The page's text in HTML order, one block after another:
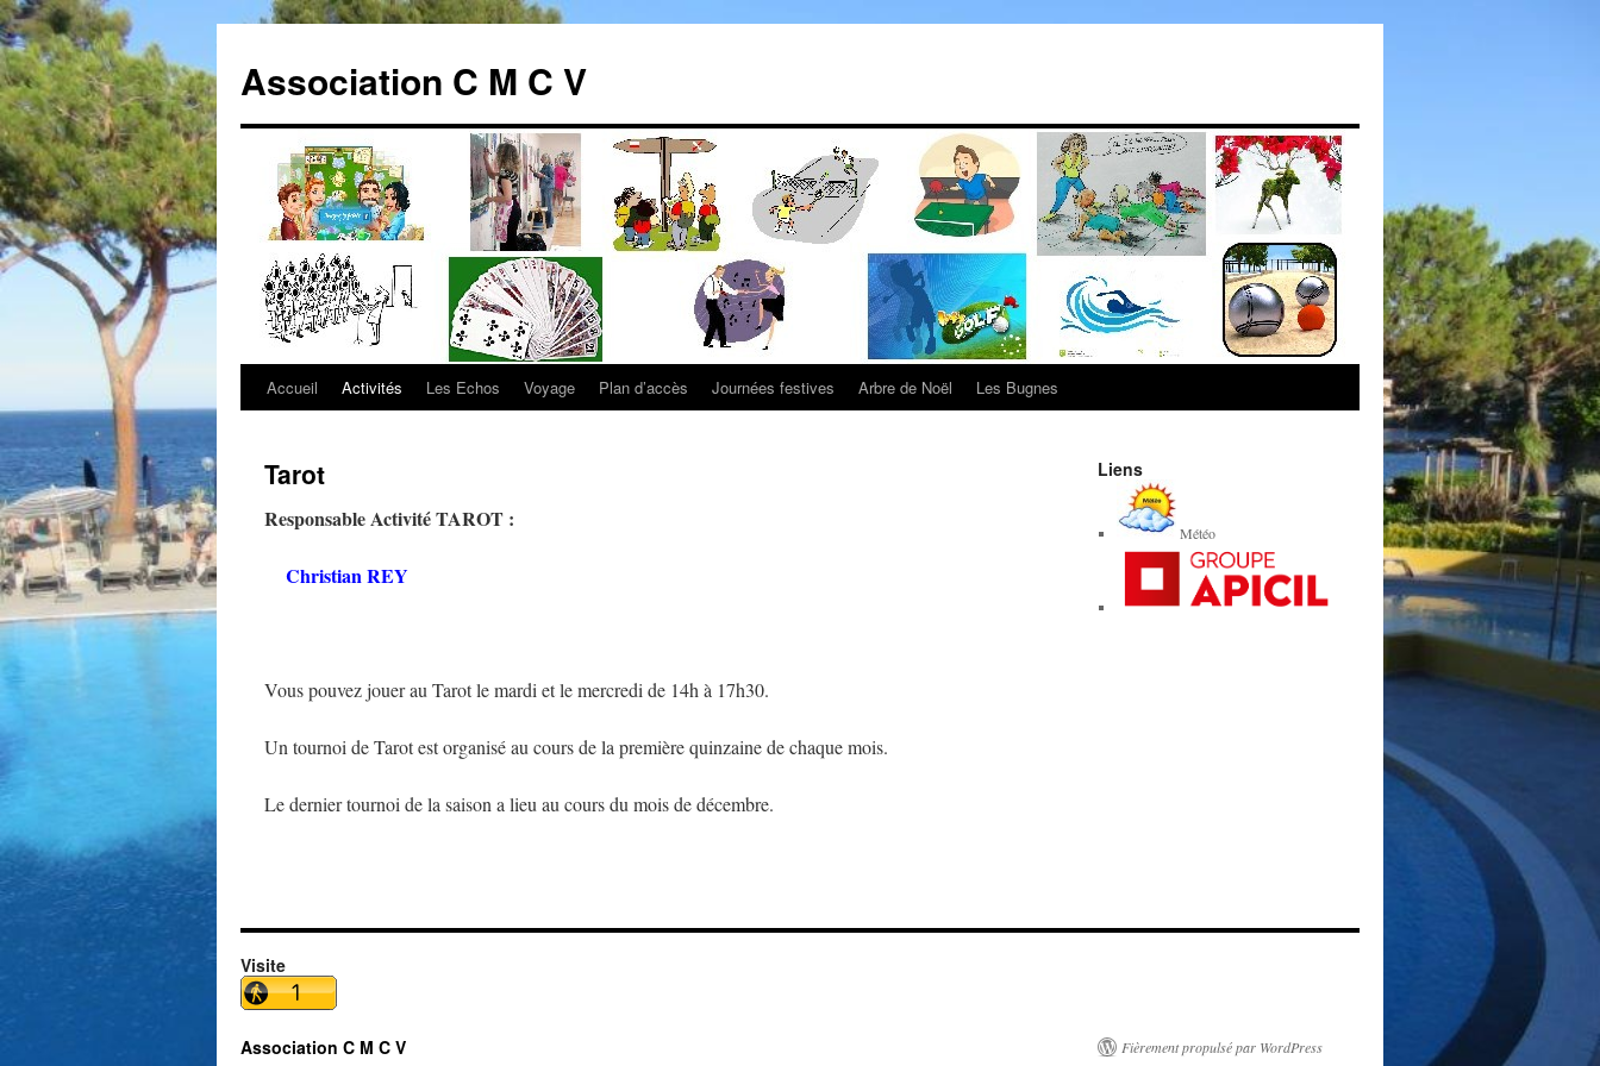
Association C M C V
Aller
contenu
Accueil Activités Les Echos Voyage Plan d’accès Journées festives Arbre de Noël Les Bugnes
Tarot
Responsable Activité TAROT :
Christian REY
Vous pouvez jouer au Tarot le mardi et le mercredi de 14h à 17h30.
Un tournoi de Tarot est organisé au cours de la première quinzaine de chaque mois.
Le dernier tournoi de la saison a lieu au cours du mois de décembre.
Liens
Météo
Visite
Association C M C V Fièrement propulsé par WordPress